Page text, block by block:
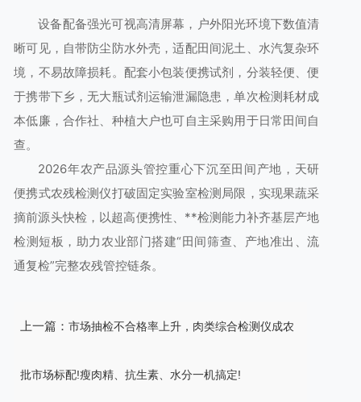
设备配备强光可视高清屏幕，户外阳光环境下数值清
晰可见，自带防尘防水外壳，适配田间泥土、水汽复杂环
境，不易故障损耗。配套小包装便携试剂，分装轻便、便
于携带下乡，无大瓶试剂运输泄漏隐患，单次检测耗材成
本低廉，合作社、种植大户也可自主采购用于日常田间自
查。
2026年农产品源头管控重心下沉至田间产地，天研
便携式农残检测仪打破固定实验室检测局限，实现果蔬采
摘前源头快检，以超高便携性、**检测能力补齐基层产地
检测短板，助力农业部门搭建“田间筛查、产地准出、流
通复检”完整农残管控链条。
上一篇： 市场抽检不合格率上升，肉类综合检测仪成农
批市场标配!瘦肉精、抗生素、水分一机搞定!